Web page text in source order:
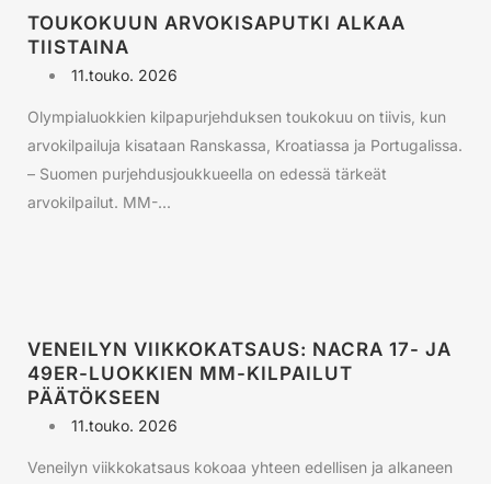
TOUKOKUUN ARVOKISAPUTKI ALKAA
TIISTAINA
11.touko. 2026
Olympialuokkien kilpapurjehduksen toukokuu on tiivis, kun
arvokilpailuja kisataan Ranskassa, Kroatiassa ja Portugalissa.
– Suomen purjehdusjoukkueella on edessä tärkeät
arvokilpailut. MM-...
VENEILYN VIIKKOKATSAUS: NACRA 17- JA
49ER-LUOKKIEN MM-KILPAILUT
PÄÄTÖKSEEN
11.touko. 2026
Veneilyn viikkokatsaus kokoaa yhteen edellisen ja alkaneen